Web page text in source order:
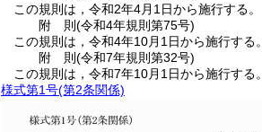
この規則は，令和2年4月1日から施行する。
附 則(令和4年規則第75号)
この規則は，令和4年10月1日から施行する。
附 則(令和7年規則第32号)
この規則は，令和7年10月1日から施行する。
様式第1号(第2条関係)